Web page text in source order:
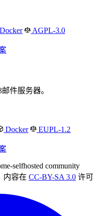
Docker AGPL-3.0
件服务器。
Docker EUPL-1.2
selfhosted community
内容在 CC-BY-SA 3.0 许可